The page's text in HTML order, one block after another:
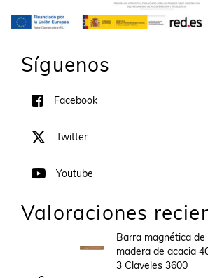
Síguenos
Facebook
Twitter
Youtube
Valoraciones
Barra magnética de
madera de acacia
3 Claveles 3600